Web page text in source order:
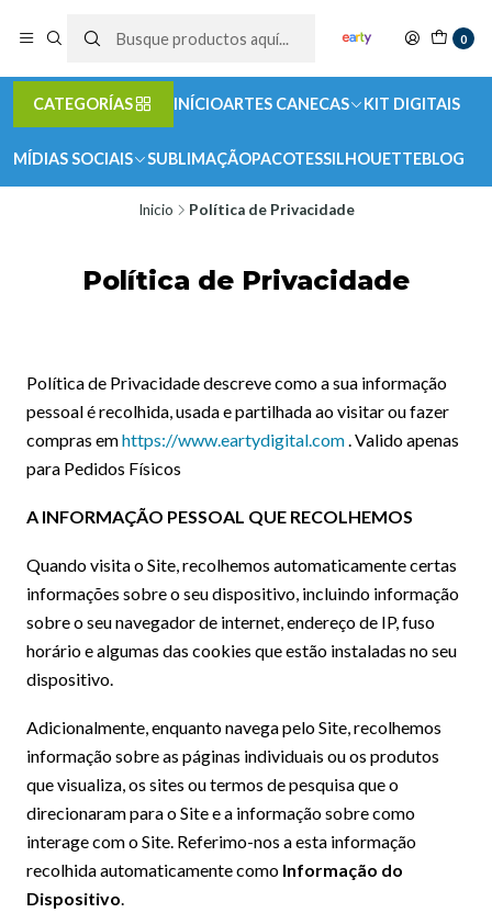
0
CATEGORÍAS INÍCIOARTES CANECAS KIT DIGITAIS
MÍDIAS SOCIAIS SUBLIMAÇÃOPACOTESSILHOUETTEBLOG
Inicio Política de Privacidade
Política de Privacidade
Política de Privacidade descreve como a sua informação
pessoal é recolhida, usada e partilhada ao visitar ou fazer
compras emhttps://www.eartydigital.com. Valido apenas
para Pedidos Físicos
A INFORMAÇÃO PESSOAL QUE RECOLHEMOS
Quando visita o Site, recolhemos automaticamente certas
informações sobre o seu dispositivo, incluindo informação
sobre o seu navegador de internet, endereço de IP, fuso
horário e algumas das cookies que estão instaladas no seu
dispositivo.
Adicionalmente, enquanto navega pelo Site, recolhemos
informação sobre as páginas individuais ou os produtos
que visualiza, os sites ou termos de pesquisa que o
direcionaram para o Site e a informação sobre como
interage com o Site. Referimo-nos a esta informação
recolhida automaticamente como Informação do
Dispositivo.